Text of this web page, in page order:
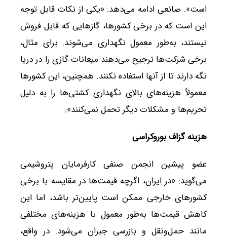
است». صانعی ادامه می‌دهد: «یکی از نکات قابل توجه
این است که در برخی کشورها، گازهایی که قابل فروش
نیستند، به‌طور معمول نگهداری می‌شوند. برای مثال،
برخی شرکت‌ها ترجیح می‌دهند میعانات گازی را در دریا
نگه دارند تا از آنها استفاده نکنند. همچنین، این کشورها
معمولاً هزینه‌های بالای نگهداری کشتی‌ها را به دلیل
تحریم‌ها و مشکلات دیگر تحمل نمی‌کنند».
هزینه گزاف بوروکراسی
عضو پیشین انجمن صنفی کارفرمایان پتروشیمی
می‌گوید: «در ایران، اگرچه قیمت‌ها در مقایسه با برخی
کشورهای خارجی ممکن است پایین‌تر باشد، اما این
کاهش قیمت‌ها به‌طور معمول با هزینه‌های مختلفی
مانند حمل‌ونقل و بازرسی جبران می‌شود. در واقع،